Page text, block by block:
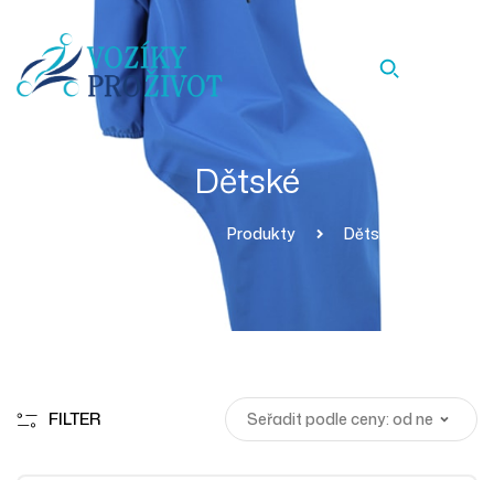
Dětské
Produkty Dětské
FILTER